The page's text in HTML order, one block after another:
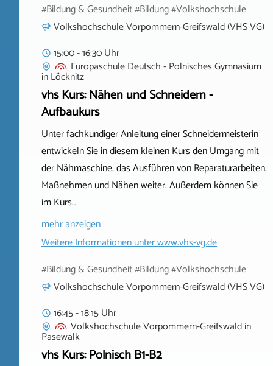
#Bildung & Gesundheit #Bildung #Volkshochschule
Volkshochschule Vorpommern-Greifswald (VHS VG)
15:00 - 16:30 Uhr
Europaschule Deutsch - Polnisches Gymnasium
inLöcknitz
vhs Kurs: Nähen und Schneidern -
Aufbaukurs
Unter fachkundiger Anleitung einer Schneidermeisterin
entwickeln Sie in diesem kleinen Kurs den Umgang mit
der Nähmaschine, das Ausführen von Reparaturarbeiten,
Maßnehmen und Nähen weiter. Außerdem können Sie
im Kurs…
mehr anzeigen
Weitere Informationen unterwww.vhs-vg.de
#Bildung & Gesundheit #Bildung #Volkshochschule
Volkshochschule Vorpommern-Greifswald (VHS VG)
16:45 - 18:15 Uhr
Volkshochschule Vorpommern-Greifswaldin
Pasewalk
vhs Kurs: Polnisch B1-B2